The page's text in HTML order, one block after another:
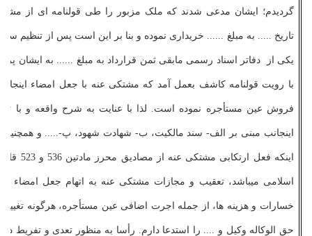
گردیدم؛ ایشان مدعی شدند که ملک مزبور را طی قولنامه ­ای از
تاریخ ..... به مبلغ ...... خریداری نموده و بنا بر این است پس از تنظیم
یکی از دفاتر اسناد رسمی مابقی ثمن قرارداد به مبلغ ...... به ایشان
با رویت قولنامه کاشف بعمل آمد که مشتکی عنه با جعل امضاء
فروش عین مستأجره نموده است. لذا با عنایت به شرح واقعه و با
اینجانب مبنی بر الف- سند مالکیت، ب- شهادت شهود، پ-..... و همچنین
اینکه فعل ارتکابی
اسلامی می­باشد، تعقیب و مجازات مشتکی عنه به اتهام جعل امضاء و
خسارات و هزینه­ ها، از جمله اجرت اضافی عین مستأجره، هرگونه تغییر
حق الوکاله وکیل و .... را استدعا دارم. رأسا به منظور تعدی و تفریط